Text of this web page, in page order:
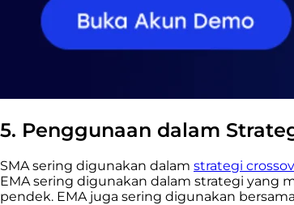
5. Penggunaan dalam
SMA sering digunakan dalam strategi
EMA sering digunakan dalam strategi yang
pendek. EMA juga sering digunakan